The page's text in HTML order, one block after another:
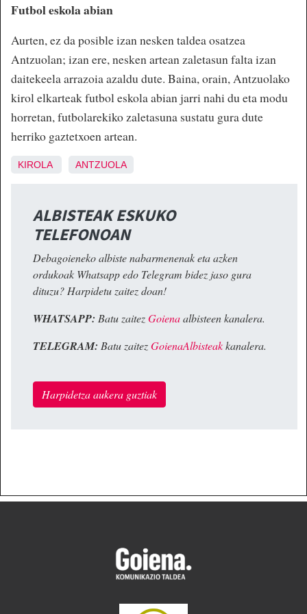
Futbol eskola abian
Aurten, ez da posible izan nesken taldea osatzea
Antzuolan; izan ere, nesken artean zaletasun falta izan
daitekeela arrazoia azaldu dute. Baina, orain, Antzuolako
kirol elkarteak futbol eskola abian jarri nahi du eta modu
horretan, futbolarekiko zaletasuna sustatu gura dute
herriko gaztetxoen artean.
KIROLA ANTZUOLA
ALBISTEAK ESKUKO
TELEFONOAN
Debagoieneko albiste nabarmenenak eta azken
ordukoak Whatsapp edo Telegram bidez jaso gura
dituzu? Harpidetu zaitez doan!
WHATSAPP: Batu zaitezGoienaalbisteen kanalera.
TELEGRAM: Batu zaitezGoienaAlbisteakkanalera.
Harpidetza aukera guztiak